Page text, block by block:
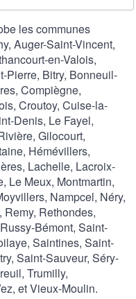
les communes
Auger-Saint-Vincent,
en-Valois,
Pierre, Bitry, Bonneuil-
Compiègne,
Croutoy, Cuise-la-
Denis, Le Fayel,
Gilocourt,
Hémévillers,
Lachelle, Lacroix-
Le Meux, Montmartin,
Nampcel, Néry,
Remy, Rethondes,
Bémont, Saint-
Saintines, Saint-
Saint-Sauveur, Séry-
Trumilly,
et Vieux-Moulin.